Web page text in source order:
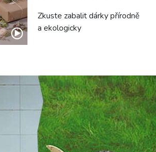
Zkuste zabalit dárky přírodně
a ekologicky